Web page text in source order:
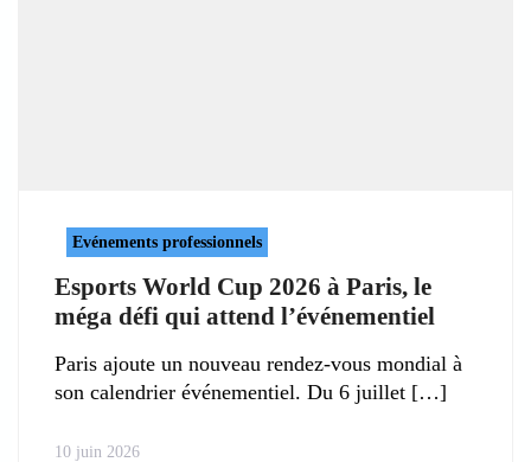
Evénements professionnels
Esports World Cup 2026 à Paris, le
méga défi qui attend l’événementiel
Paris ajoute un nouveau rendez-vous mondial à
son calendrier événementiel. Du 6 juillet
10 juin 2026